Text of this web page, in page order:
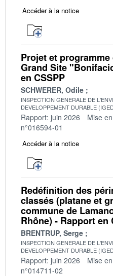
Accéder à la notice
Projet et
Grand Site
en CSSPP
SCHWERER, Odile
INSPECTION GENERALE DE
DEVELOPPEMENT DURABLE
Rapport: juin 2026 Mise
n°016594-01
Accéder à la notice
Redéfinition des
classés (platane et
commune de
Rhône) - Rapport en
BRENTRUP, Serge
INSPECTION GENERALE DE
DEVELOPPEMENT DURABLE
Rapport: juin 2026 Mise
n°014711-02